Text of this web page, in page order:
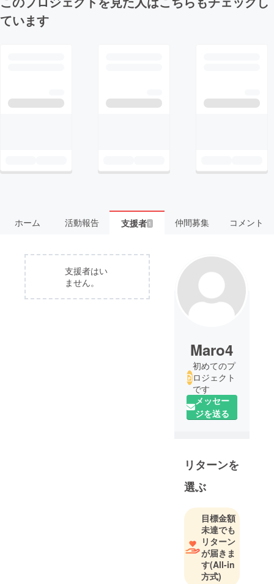
ています
ホーム 活動報告 支援者 1 仲間募集 コメント
支援者はい
ません。
Maro4
初めてのプ
ロジェクト
です
メッセー
ジを送る
リターンを
選ぶ
目標金額
未達でも
リターン
が届きま
す(All-in
方式)